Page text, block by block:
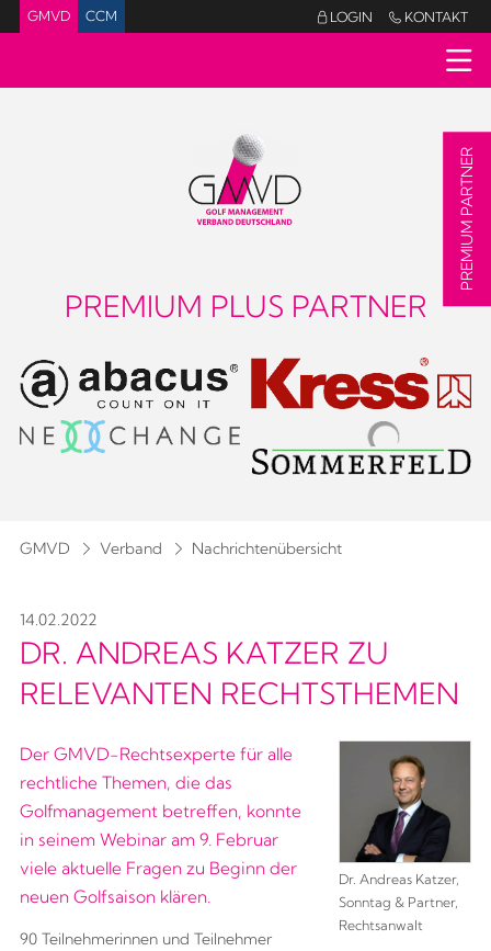
GMVD CCM LOGIN  KONTAKT
PREMIUM PLUS PARTNER
GMVD Verband Nachrichtenübersicht
14.02.2022
DR. ANDREAS KATZER ZU
RELEVANTEN RECHTSTHEMEN
Der GMVD-Rechtsexperte für alle
rechtliche Themen, die das
Golfmanagement betreffen, konnte
in seinem Webinar am 9. Februar
viele aktuelle Fragen zu Beginn der
neuen Golfsaison klären.
90 Teilnehmerinnen und Teilnehmer
Dr. Andreas Katzer,
Sonntag & Partner,
Rechtsanwalt
PREMIUM PARTNER